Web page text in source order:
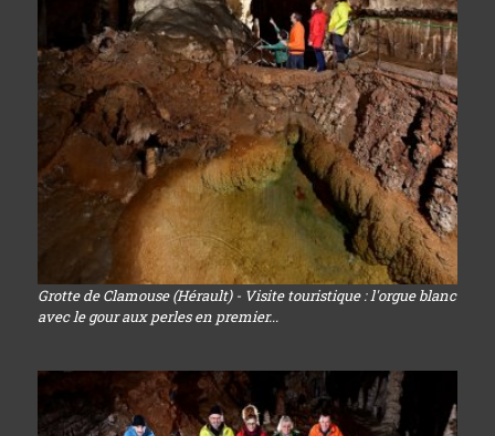
Grotte de Clamouse (Hérault) - Visite touristique : l'orgue blanc
avec le gour aux perles en premier...